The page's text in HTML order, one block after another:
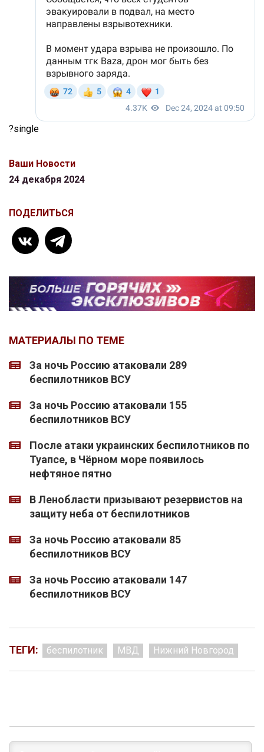
?single
Ваши Новости
24 декабря 2024
ПОДЕЛИТЬСЯ
МАТЕРИАЛЫ ПО ТЕМЕ
За ночь Россию атаковали 289
беспилотников ВСУ
За ночь Россию атаковали 155
беспилотников ВСУ
После атаки украинских беспилотников по
Туапсе, в Чёрном море появилось
нефтяное пятно
В Ленобласти призывают резервистов на
защиту неба от беспилотников
За ночь Россию атаковали 85
беспилотников ВСУ
За ночь Россию атаковали 147
беспилотников ВСУ
ТЕГИ: беспилотник МВД Нижний Новгород